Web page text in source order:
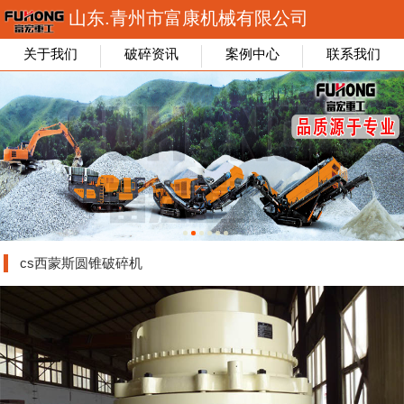
山东.青州市富康机械有限公司
关于我们 破碎资讯 案例中心 联系我们
cs西蒙斯圆锥破碎机